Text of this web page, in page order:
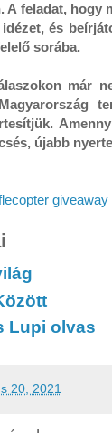
A feladat, hogy
és
sorába.
már
újabb
giveaway
Lupi olvas
20, 2021